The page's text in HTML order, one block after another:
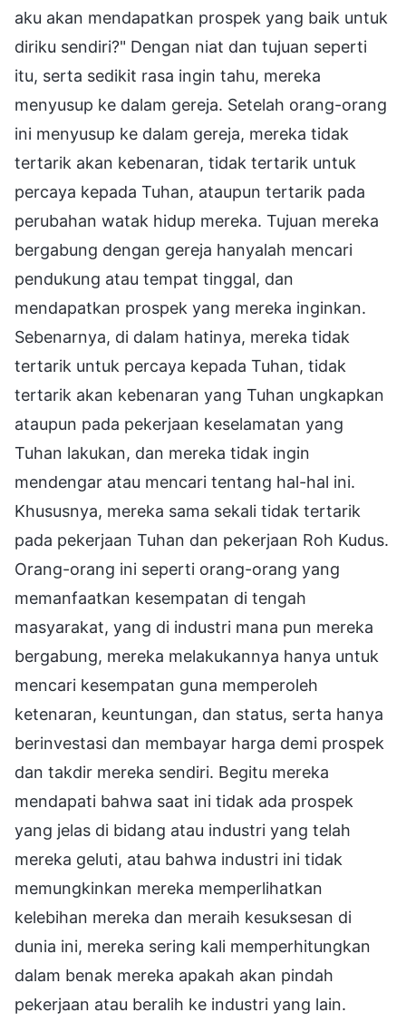
aku akan mendapatkan prospek yang baik untuk
diriku sendiri?" Dengan niat dan tujuan seperti
itu, serta sedikit rasa ingin tahu, mereka
menyusup ke dalam gereja. Setelah orang-orang
ini menyusup ke dalam gereja, mereka tidak
tertarik akan kebenaran, tidak tertarik untuk
percaya kepada Tuhan, ataupun tertarik pada
perubahan watak hidup mereka. Tujuan mereka
bergabung dengan gereja hanyalah mencari
pendukung atau tempat tinggal, dan
mendapatkan prospek yang mereka inginkan.
Sebenarnya, di dalam hatinya, mereka tidak
tertarik untuk percaya kepada Tuhan, tidak
tertarik akan kebenaran yang Tuhan ungkapkan
ataupun pada pekerjaan keselamatan yang
Tuhan lakukan, dan mereka tidak ingin
mendengar atau mencari tentang hal-hal ini.
Khususnya, mereka sama sekali tidak tertarik
pada pekerjaan Tuhan dan pekerjaan Roh Kudus.
Orang-orang ini seperti orang-orang yang
memanfaatkan kesempatan di tengah
masyarakat, yang di industri mana pun mereka
bergabung, mereka melakukannya hanya untuk
mencari kesempatan guna memperoleh
ketenaran, keuntungan, dan status, serta hanya
berinvestasi dan membayar harga demi prospek
dan takdir mereka sendiri. Begitu mereka
mendapati bahwa saat ini tidak ada prospek
yang jelas di bidang atau industri yang telah
mereka geluti, atau bahwa industri ini tidak
memungkinkan mereka memperlihatkan
kelebihan mereka dan meraih kesuksesan di
dunia ini, mereka sering kali memperhitungkan
dalam benak mereka apakah akan pindah
pekerjaan atau beralih ke industri yang lain.